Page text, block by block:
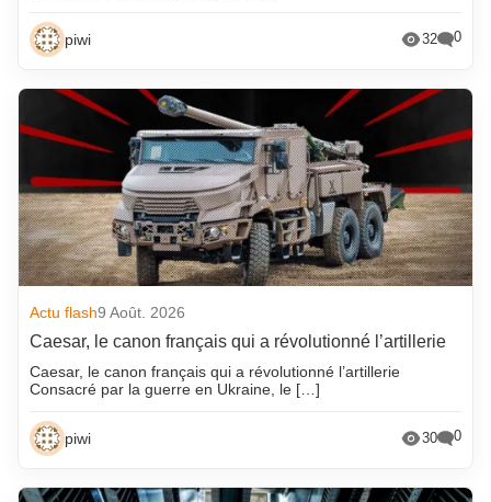
piwi 32 0
Actu flash9 Août. 2026
Caesar, le canon français qui a révolutionné l’artillerie
Caesar, le canon français qui a révolutionné l’artillerie
Consacré par la guerre en Ukraine, le […]
piwi 30 0